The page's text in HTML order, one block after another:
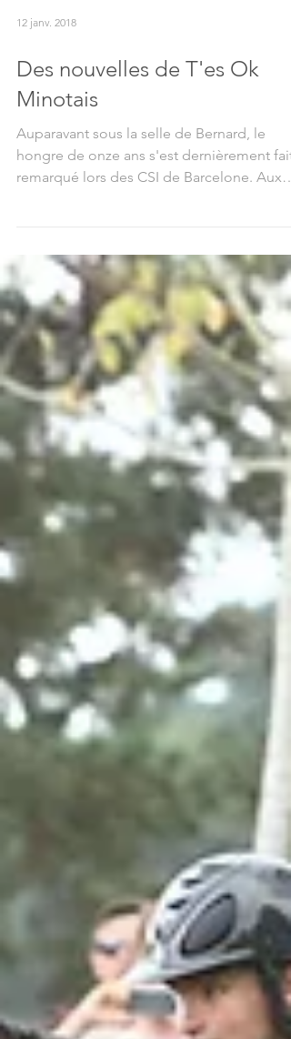
12 janv. 2018
Des nouvelles de T'es Ok
Minotais
Auparavant sous la selle de Bernard, le
hongre de onze ans s'est dernièrement fait